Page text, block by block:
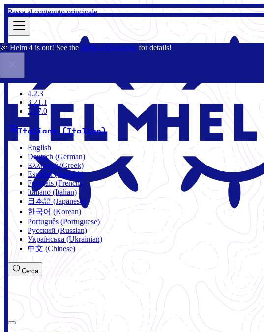
Passa al contenuto principale
🎉 Helm 4 is out! See the Helm 4 Overview for details!
3.21.1
4.2.3
3.21.1
2.17.0
Italiano (Italian)
English
Deutsch (German)
Ελληνικά (Greek)
Español (Spanish)
Français (French)
Italiano (Italian)
日本語 (Japanese)
한국어 (Korean)
Português (Portuguese)
Русский (Russian)
Українська (Ukrainian)
中文 (Chinese)
Cerca